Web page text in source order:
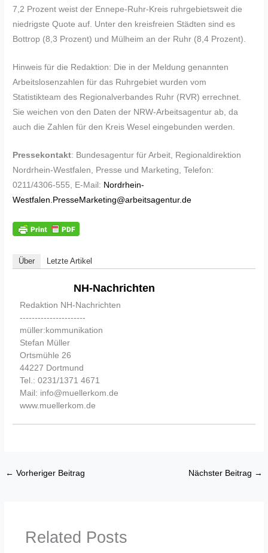
7,2 Prozent weist der Ennepe-Ruhr-Kreis ruhrgebietsweit die
niedrigste Quote auf. Unter den kreisfreien Städten sind es
Bottrop (8,3 Prozent) und Mülheim an der Ruhr (8,4 Prozent).
Hinweis für die Redaktion: Die in der Meldung genannten
Arbeitslosenzahlen für das Ruhrgebiet wurden vom
Statistikteam des Regionalverbandes Ruhr (RVR) errechnet.
Sie weichen von den Daten der NRW-Arbeitsagentur ab, da
auch die Zahlen für den Kreis Wesel eingebunden werden.
Pressekontakt: Bundesagentur für Arbeit, Regionaldirektion
Nordrhein-Westfalen, Presse und Marketing, Telefon:
0211/4306-555, E-Mail: Nordrhein-
Westfalen.PresseMarketing@arbeitsagentur.de
Über Letzte Artikel
NH-Nachrichten
Redaktion NH-Nachrichten
----------------------
müller:kommunikation
Stefan Müller
Ortsmühle 26
44227 Dortmund
Tel.: 0231/1371 4671
Mail: info@muellerkom.de
www.muellerkom.de
← Vorheriger Beitrag Nächster Beitrag →
Related Posts